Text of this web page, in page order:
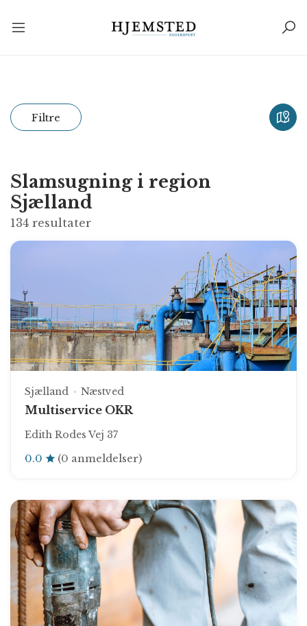
Filtre
Slamsugning i region
Sjælland
134 resultater
Sjælland Næstved
Multiservice OKR
Edith Rodes Vej 37
0.0 (0 anmeldelser)